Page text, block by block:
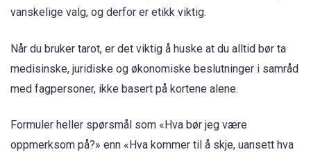
vanskelige valg, og derfor er etikk viktig.
Når du bruker tarot, er det viktig å huske at du alltid bør ta
medisinske, juridiske og økonomiske beslutninger i samråd
med fagpersoner, ikke basert på kortene alene.
Formuler heller spørsmål som «Hva bør jeg være
oppmerksom på?» enn «Hva kommer til å skje, uansett hva